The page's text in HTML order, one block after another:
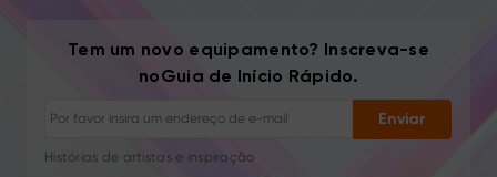
Tem um novo equipamento? Inscreva-se
noGuia de Início Rápido.
Enviar
Cancelar inscrição: Um clique a qualquer momento
Tutoriais de desenho
Novos lançamentos e ofertas
Histórias de artistas e inspiração